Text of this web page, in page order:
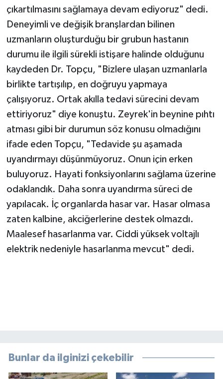
çıkartılmasını sağlamaya devam ediyoruz" dedi.
Deneyimli ve değişik branşlardan bilinen
uzmanların oluşturduğu bir grubun hastanın
durumu ile ilgili sürekli istişare halinde olduğunu
kaydeden Dr. Topçu, "Bizlere ulaşan uzmanlarla
birlikte tartışılıp, en doğruyu yapmaya
çalışıyoruz. Ortak akılla tedavi sürecini devam
ettiriyoruz" diye konuştu. Zeyrek'in beynine pıhtı
atması gibi bir durumun söz konusu olmadığını
ifade eden Topçu, "Tedavide şu aşamada
uyandırmayı düşünmüyoruz. Onun için erken
buluyoruz. Hayati fonksiyonlarını sağlama üzerine
odaklandık. Daha sonra uyandırma süreci de
yapılacak. İç organlarda hasar var. Hasar olmasa
zaten kalbine, akciğerlerine destek olmazdı.
Maalesef hasarlanma var. Ciddi yüksek voltajlı
elektrik nedeniyle hasarlanma mevcut" dedi.
Bunlar da ilginizi çekebilir